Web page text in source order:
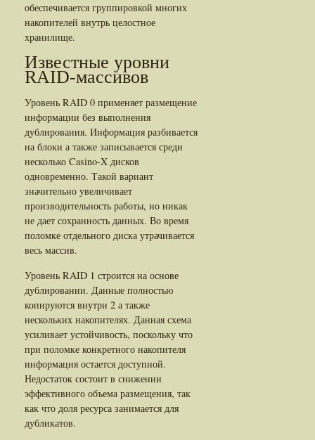
обеспечивается группировкой многих
накопителей внутрь целостное
хранилище.
Известные уровни
RAID-массивов
Уровень RAID 0 применяет размещение
информации без выполнения
дублирования. Информация разбивается
на блоки а также записывается среди
несколько Casino-X дисков
одновременно. Такой вариант
значительно увеличивает
производительность работы, но никак
не дает сохранность данных. Во время
поломке отдельного диска утрачивается
весь массив.
Уровень RAID 1 строится на основе
дублировании. Данные полностью
копируются внутри 2 а также
нескольких накопителях. Данная схема
усиливает устойчивость, поскольку что
при поломке конкретного накопителя
информация остается доступной.
Недостаток состоит в снижении
эффективного объема размещения, так
как что доля ресурса занимается для
дубликатов.